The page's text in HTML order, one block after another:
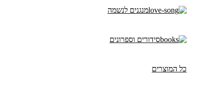
מנגנים לנשמה
סידורים וספרונים
כל המוצרים